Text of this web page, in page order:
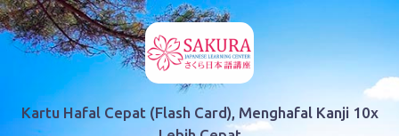
Kartu Hafal Cepat (flash Card), Menghafal Kanji 10x